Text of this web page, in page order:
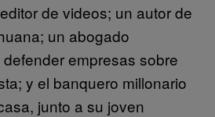
de videos; un autor de
un abogado
empresas sobre
y el banquero millonario
junto a su joven